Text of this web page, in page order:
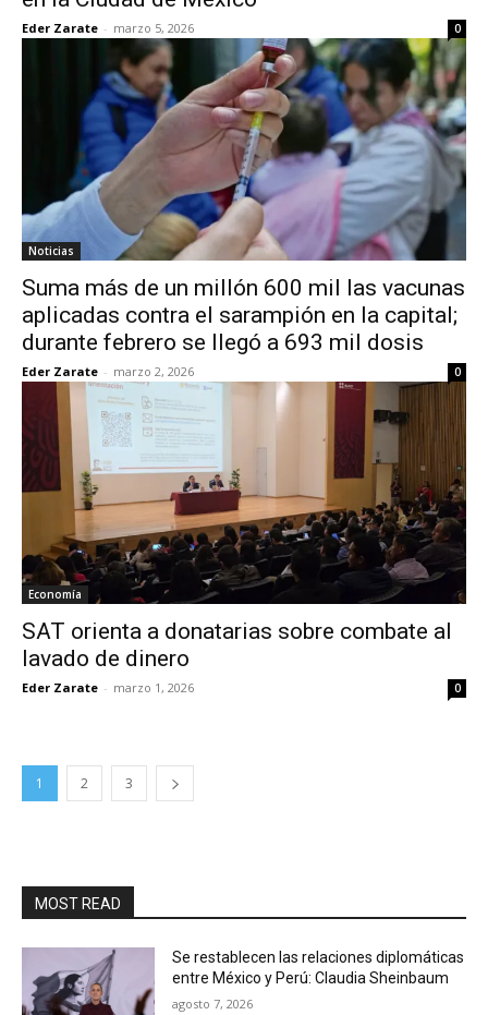
Eder Zarate - marzo 5, 2026 0
Noticias
Suma más de un millón 600 mil las vacunas
aplicadas contra el sarampión en la capital;
durante febrero se llegó a 693 mil dosis
Eder Zarate - marzo 2, 2026 0
Economía
SAT orienta a donatarias sobre combate al
lavado de dinero
Eder Zarate - marzo 1, 2026 0
1 2 3
MOST READ
Se restablecen las relaciones diplomáticas
entre México y Perú: Claudia Sheinbaum
agosto 7, 2026